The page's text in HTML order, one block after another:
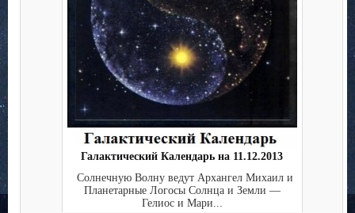
Галактический Календарь на 11.12.2013
Солнечную Волну ведут Архангел Михаил и
Планетарные Логосы Солнца и Земли —
Гелиос и Мари...